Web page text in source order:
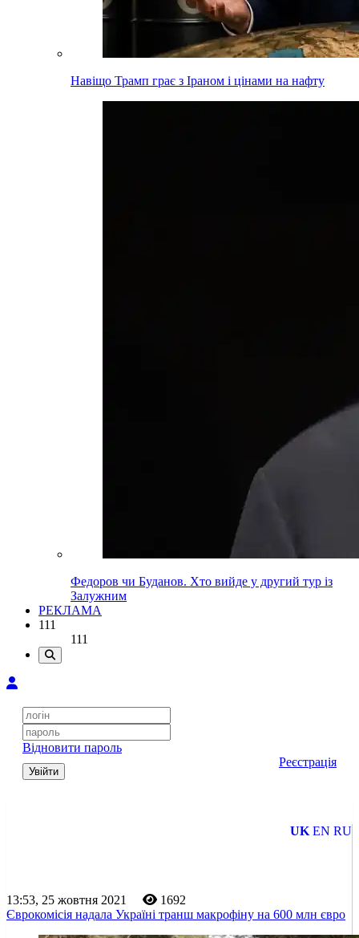
Навіщо Трамп грає з Іраном і цінами на нафту
Федоров чи Буданов. Хто вийде у другий тур із
Залужним
РЕКЛАМА
111
111
Відновити пароль
Увійти
Реєстрація
UK EN RU
13:53, 25 жовтня 2021
1692
Єврокомісія надала Україні транш макрофіну на 600 млн євро